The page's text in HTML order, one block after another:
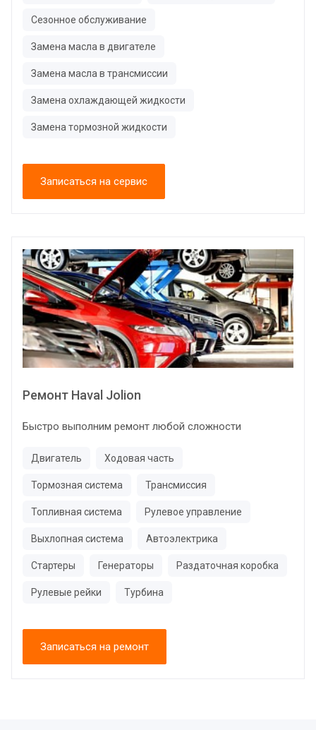
Сезонное обслуживание
Замена масла в двигателе
Замена масла в трансмиссии
Замена охлаждающей жидкости
Замена тормозной жидкости
Записаться на сервис
Ремонт Haval Jolion
Быстро выполним ремонт любой сложности
Двигатель Ходовая часть
Тормозная система Трансмиссия
Топливная система Рулевое управление
Выхлопная система Автоэлектрика
Стартеры Генераторы Раздаточная коробка
Рулевые рейки Турбина
Записаться на ремонт